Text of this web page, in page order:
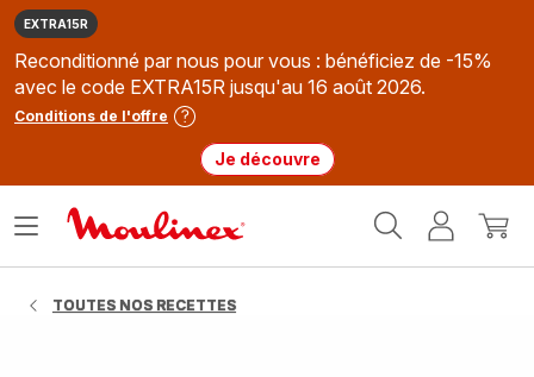
EXTRA15R
Reconditionné par nous pour vous : bénéficiez de -15%
avec le code EXTRA15R jusqu'au 16 août 2026.
Conditions de l'offre
Je découvre
MonMon
Ouvrir
TOUTES NOS RECETTES